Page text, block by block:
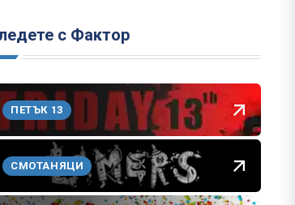
с Фактор
ПЕТЪК 13
СМОТАНЯЦИ